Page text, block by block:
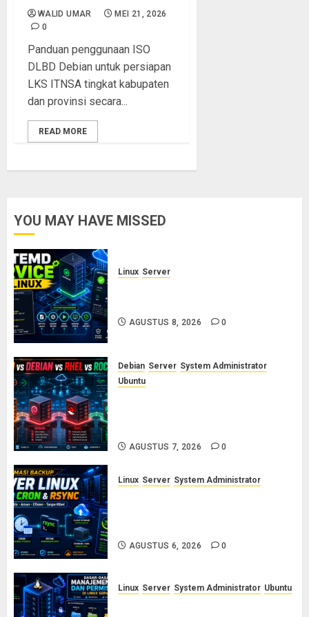
WALID UMAR
MEI 21, 2026
0
Panduan penggunaan ISO
DLBD Debian untuk persiapan
LKS ITNSA tingkat kabupaten
dan provinsi secara...
READ MORE
YOU MAY HAVE MISSED
Linux Server
AGUSTUS 8, 2026 0
Debian Server System Administrator
Ubuntu
AGUSTUS 7, 2026 0
Linux Server System Administrator
AGUSTUS 6, 2026 0
Linux Server System Administrator Ubuntu